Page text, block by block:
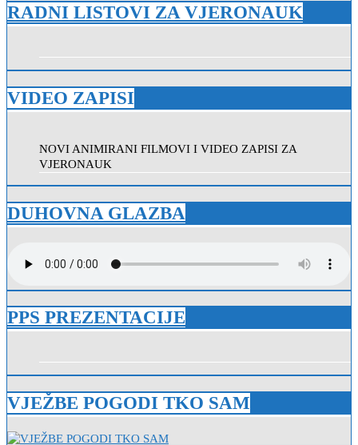
RADNI LISTOVI ZA VJERONAUK
VIDEO ZAPISI
NOVI ANIMIRANI FILMOVI I VIDEO ZAPISI ZA
VJERONAUK
DUHOVNA GLAZBA
PPS PREZENTACIJE
VJEŽBE POGODI TKO SAM